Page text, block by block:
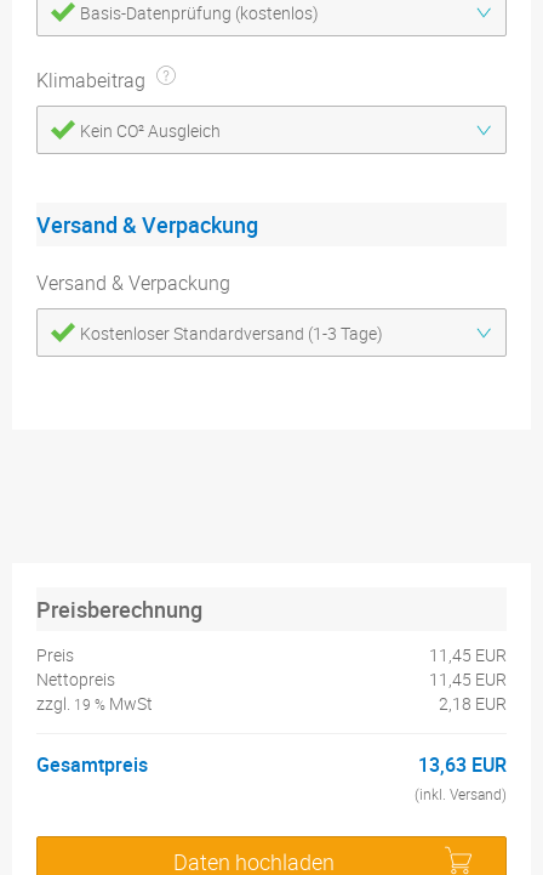
Basis-Datenprüfung (kostenlos)
Klimabeitrag
Kein CO² Ausgleich
Versand & Verpackung
Versand & Verpackung
Kostenloser Standardversand (1-3 Tage)
Preisberechnung
Preis
11,45 EUR
Nettopreis
11,45 EUR
zzgl. 19 % MwSt 2,18 EUR
Gesamtpreis 13,63 EUR
(inkl. Versand)
Daten hochladen